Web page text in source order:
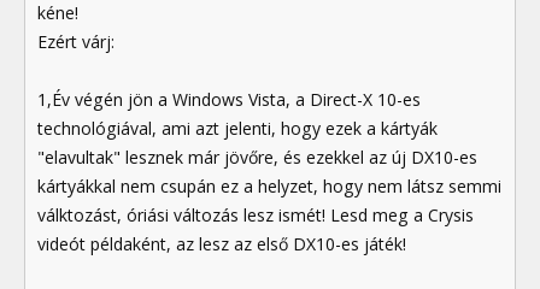
kéne!
Ezért várj:
1,Év végén jön a Windows Vista, a Direct-X 10-es
technológiával, ami azt jelenti, hogy ezek a kártyák
"elavultak" lesznek már jövőre, és ezekkel az új DX10-es
kártyákkal nem csupán ez a helyzet, hogy nem látsz semmi
válktozást, óriási változás lesz ismét! Lesd meg a Crysis
videót példaként, az lesz az első DX10-es játék!